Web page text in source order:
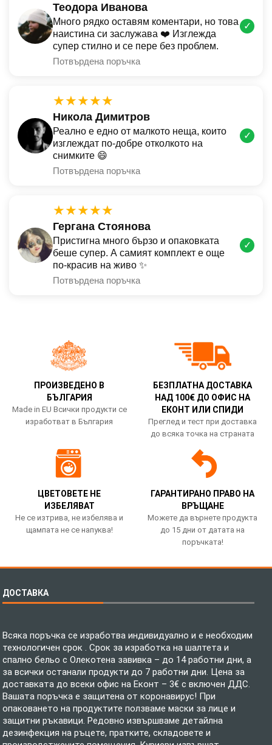
Теодора Иванова
Много рядко оставям коментари, но това
наистина си заслужава ❤️ Изглежда
супер стилно и се пере без проблем.
Потвърдена поръчка
✓
★★★★★
Никола Димитров
Реално е едно от малкото неща, които
изглеждат по-добре отколкото на
снимките 😄
Потвърдена поръчка
✓
★★★★★
Гергана Стоянова
Пристигна много бързо и опаковката
беше супер. А самият комплект е още
по-красив на живо ✨
Потвърдена поръчка
✓
ПРОИЗВЕДЕНО В
БЪЛГАРИЯ
Made in EU Всички продукти се
изработват в България
БЕЗПЛАТНА ДОСТАВКА
НАД 100€ ДО ОФИС НА
ЕКОНТ ИЛИ СПИДИ
Преглед и тест при доставка
до всяка точка на страната
ЦВЕТОВЕТЕ НЕ
ИЗБЕЛЯВАТ
Не се изтрива, не избелява и
щампата не се напуква!
ГАРАНТИРАНО ПРАВО НА
ВРЪЩАНЕ
Можете да върнете продукта
до 15 дни от датата на
поръчката!
ДОСТАВКА
Всяка поръчка се изработва индивидуално и е необходим
технологичен срок . Срок за изработка на шалтета и
спално бельо с Олекотена завивка – до 14 работни дни, а
за всички останали продукти до 7 работни дни. Цена за
доставката до всеки офис на Еконт – 3€ с включен ДДС.
Вашата поръчка е защитена от коронавирус! При
опаковането на продуктите ползваме маски за лице и
защитни ръкавици. Редовно извършваме детайлна
дезинфекция на ръцете, пратките, складовете и